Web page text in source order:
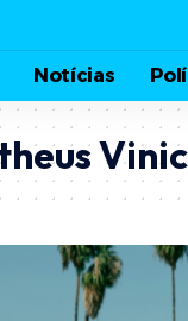
Notícias